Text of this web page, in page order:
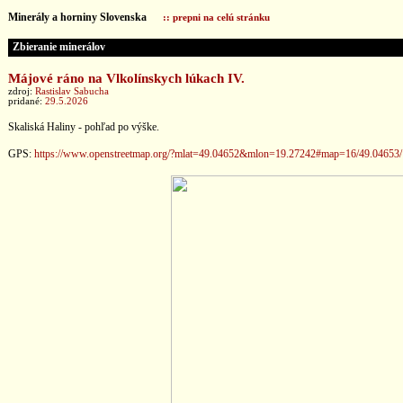
Minerály a horniny Slovenska :: prepni na celú stránku
Zbieranie minerálov
Májové ráno na Vlkolínskych lúkach IV.
zdroj: Rastislav Sabucha
pridané: 29.5.2026
Skaliská Haliny - pohľad po výške.
GPS: https://www.openstreetmap.org/?mlat=49.04652&mlon=19.27242#map=16/